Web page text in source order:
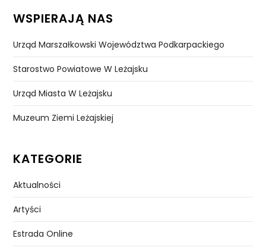
WSPIERAJĄ NAS
Urząd Marszałkowski Województwa Podkarpackiego
Starostwo Powiatowe W Leżajsku
Urząd Miasta W Leżajsku
Muzeum Ziemi Leżajskiej
KATEGORIE
Aktualności
Artyści
Estrada Online